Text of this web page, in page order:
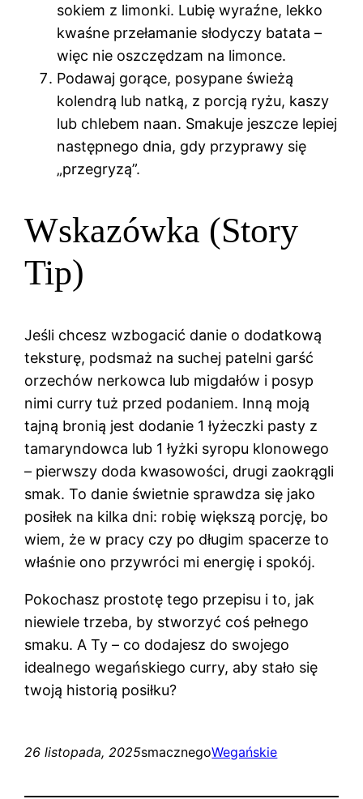
sokiem z limonki. Lubię wyraźne, lekko
kwaśne przełamanie słodyczy batata –
więc nie oszczędzam na limonce.
Podawaj gorące, posypane świeżą
kolendrą lub natką, z porcją ryżu, kaszy
lub chlebem naan. Smakuje jeszcze lepiej
następnego dnia, gdy przyprawy się
„przegryzą”.
Wskazówka (Story
Tip)
Jeśli chcesz wzbogacić danie o dodatkową
teksturę, podsmaż na suchej patelni garść
orzechów nerkowca lub migdałów i posyp
nimi curry tuż przed podaniem. Inną moją
tajną bronią jest dodanie 1 łyżeczki pasty z
tamaryndowca lub 1 łyżki syropu klonowego
– pierwszy doda kwasowości, drugi zaokrągli
smak. To danie świetnie sprawdza się jako
posiłek na kilka dni: robię większą porcję, bo
wiem, że w pracy czy po długim spacerze to
właśnie ono przywróci mi energię i spokój.
Pokochasz prostotę tego przepisu i to, jak
niewiele trzeba, by stworzyć coś pełnego
smaku. A Ty – co dodajesz do swojego
idealnego wegańskiego curry, aby stało się
twoją historią posiłku?
26 listopada, 2025smacznegoWegańskie